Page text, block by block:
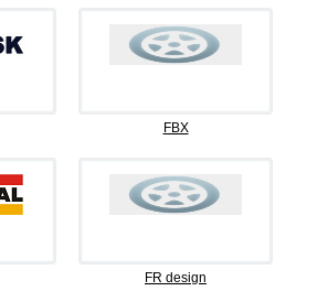
FBX
FR design